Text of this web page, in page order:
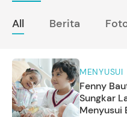
All Berita
MENYUSUI
Fenny
Sungkar
Menyusui